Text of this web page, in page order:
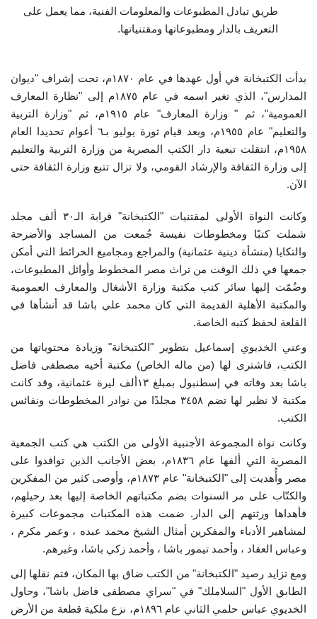
طريق تبادل المطبوعات والمعلومات الفنية، مما يعمل على
التعريف بالدار ومطبوعاتها ومقتنياتها.
بدأت الكتبخانة في أول عهدها في عام ١٨٧٠م، تحت إشراف "ديوان
المدارس"، الذي تغير اسمه في عام ١٨٧٥م إلى "نظارة المعارف
العمومية"، ثم " وزارة المعارف" عام ١٩١٥م، ثم "وزارة التربية
والتعليم" عام ١٩٥٥م، وبعد قيام ثورة يوليو بـ٦ أعوام تحديدا العام
١٩٥٨م، انتقلت تبعية دار الكتب المصرية من وزارة التربية والتعليم
إلى وزارة الثقافة والإرشاد القومي، ولا تزال تتبع وزارة الثقافة حتى
الآن.
وكانت النواة الأولى لمقتنيات "الكتبخانة" قرابة الـ٣٠ ألف مجلد
شملت كتبًا ومخطوطات نفيسة جُمعت من المساجد والأضرحة
والتكايا (منشأة دينية عثمانية) والمراجع ومجاميع الخرائط التي أمكن
جمعها في ذلك الوقت من تراث مصر المخطوط وأوائل المطبوعات،
وضُمّت إليها سائر كتب مكتبة وزارة الأشغال والمعارف العمومية
والمكتبة الأهلية القديمة التي كان محمد علي باشا قد أنشأها في
القلعة لحفظ كتبه الخاصة.
وعني الخديوي إسماعيل بتطوير "الكتبخانة" وزيادة محتوياتها من
الكتب، فاشترى لها (من ماله الخاص) مكتبة أخيه مصطفى فاضل
باشا بعد وفاته في إسطنبول بمبلغ ١٣ألف ليرة عثمانية، وقد كانت
مكتبة لا نظير لها تضم ٣٤٥٨ مجلدًا من نوادر المخطوطات ونفائس
الكتب.
وكانت نواة المجموعة الأجنبية الأولى من الكتب هي كتب الجمعية
المصرية التي ألفها عام ١٨٣٦م، بعض الأجانب الذين توافدوا على
مصر وأُهديت إلى "الكتبخانة" عام ١٨٧٣م، وأوصى كثير من المفكرين
والكتّاب على مر السنوات بضم مكتباتهم الخاصة إليها بعد رحيلهم،
فأهداها ورثتهم إلى الدار. ضمت هذه المكتبات مجموعات كبيرة
لمشاهير الأدباء والمفكرين أمثال الشيخ محمد عبده ، وعمر مكرم ،
وعباس العقاد ، وأحمد تيمور باشا ، وأحمد زكي باشا، وغيرهم.
ومع تزايد رصيد "الكتبخانة" من الكتب ضاق بها المكان، فتم نقلها إلى
الطابق الأول "السلاملك" في "سراي مصطفى فاضل باشا"، وحاول
الخديوي عباس حلمي الثاني عام ١٨٩٦م، نزع ملكية قطعة من الأرض